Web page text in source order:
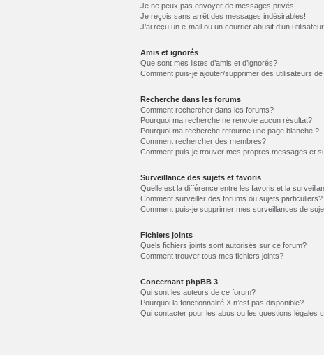
Je ne peux pas envoyer de messages privés!
Je reçois sans arrêt des messages indésirables!
J’ai reçu un e-mail ou un courrier abusif d’un
Amis et ignorés
Que sont mes listes d’amis et d’ignorés?
Comment puis-je ajouter/supprimer des utilisateurs de
Recherche dans les forums
Comment rechercher dans les forums?
Pourquoi ma recherche ne renvoie aucun résultat?
Pourquoi ma recherche retourne une page blanche!?
Comment rechercher des membres?
Comment puis-je trouver mes propres messages et
Surveillance des sujets et favoris
Quelle est la différence entre les favoris et la
Comment surveiller des forums ou sujets particuliers?
Comment puis-je supprimer mes surveillances de
Fichiers joints
Quels fichiers joints sont autorisés sur ce forum?
Comment trouver tous mes fichiers joints?
Concernant phpBB 3
Qui sont les auteurs de ce forum?
Pourquoi la fonctionnalité X n’est pas disponible?
Qui contacter pour les abus ou les questions légales